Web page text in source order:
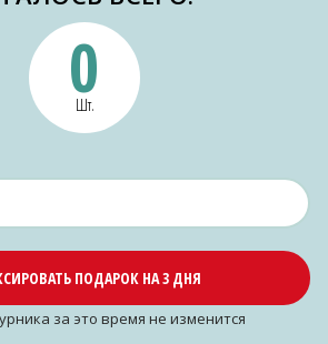
0
Шт.
ПОДАРОК НА 3 ДНЯ
за это время не изменится